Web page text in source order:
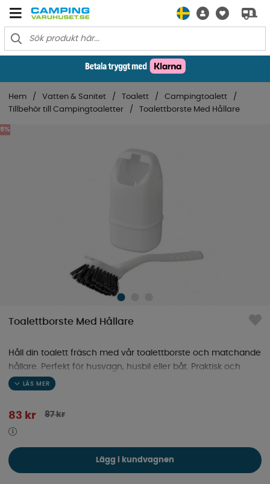
Hem Vatten & Sanitet Toalett
Campingtoalett
Tillbehör till Campingtoaletter
Toalettborste Med Hållare
5
Toalettborste Med Hållare
Håll din toalett fräsch med vår toalettborste och matchande
hållare. Perfekt för husvagn, husbil eller båt. Praktisk och
stilren lösning. Material: Plast
87kr
83 kr
Lägg i kundvagnen